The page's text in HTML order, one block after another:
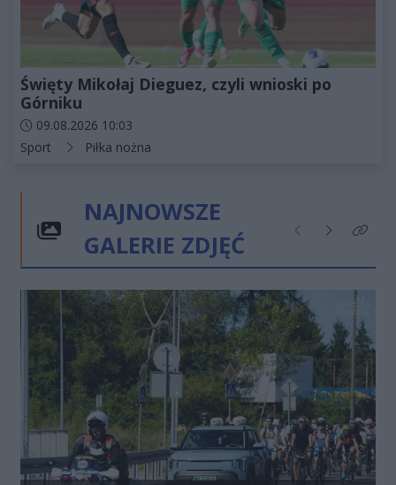
Święty Mikołaj Dieguez, czyli wnioski po
Górniku
Data dodania artykułu:
09.08.2026 10:03
Kategorie artykułu:
Sport Piłka nożna
NAJNOWSZE
GALERIE ZDJĘĆ
Poprzednie
NastępneKliknij